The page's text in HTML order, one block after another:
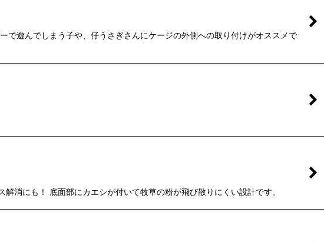
遊んでしまう子や、仔うさぎさんにケージの外側への取り付けがオススメで
消にも！ 底面部にカエシが付いて牧草の粉が飛び散りにくい設計です。